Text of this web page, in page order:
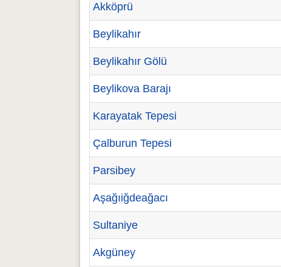
Akköprü
Beylikahır
Beylikahır Gölü
Beylikova Barajı
Karayatak Tepesi
Çalburun Tepesi
Parsibey
Aşağıiğdeağacı
Sultaniye
Akgüney